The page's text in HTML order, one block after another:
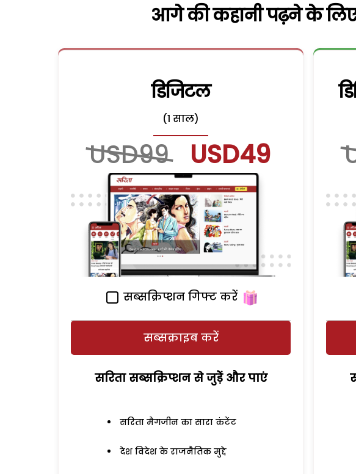
आगे की कहानी पढ़ने के
डिजिटल
(1 साल)
USD99 USD49
सब्सक्रिप्शन गिफ्ट करें
सब्सक्राइब करें
सरिता सब्सक्रिप्शन से जुड़ेें और पाएं
सरिता मैगजीन का सारा कंटेंट
देश विदेश के राजनैतिक मुद्दे